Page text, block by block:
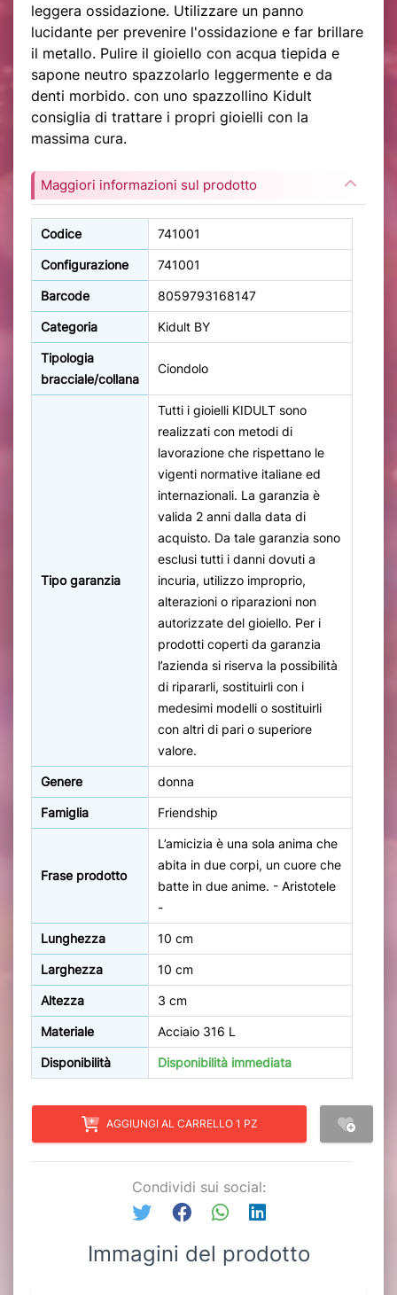
leggera ossidazione. Utilizzare un panno
lucidante per prevenire l'ossidazione e far brillare
il metallo. Pulire il gioiello con acqua tiepida e
sapone neutro spazzolarlo leggermente e da
denti morbido. con uno spazzollino Kidult
consiglia di trattare i propri gioielli con la
massima cura.
Maggiori informazioni sul prodotto
Codice 741001
Configurazione 741001
Barcode 8059793168147
Categoria Kidult BY
Tipologia
bracciale/collana
Ciondolo
Tipo garanzia
Tutti i gioielli KIDULT sono
realizzati con metodi di
lavorazione che rispettano le
vigenti normative italiane ed
internazionali. La garanzia è
valida 2 anni dalla data di
acquisto. Da tale garanzia sono
esclusi tutti i danni dovuti a
incuria, utilizzo improprio,
alterazioni o riparazioni non
autorizzate del gioiello. Per i
prodotti coperti da garanzia
l’azienda si riserva la possibilità
di ripararli, sostituirli con i
medesimi modelli o sostituirli
con altri di pari o superiore
valore.
Genere donna
Famiglia Friendship
Frase prodotto
L’amicizia è una sola anima che
abita in due corpi, un cuore che
batte in due anime. - Aristotele
-
Lunghezza 10 cm
Larghezza 10 cm
Altezza 3 cm
Materiale Acciaio 316 L
Disponibilità Disponibilità immediata
AGGIUNGI AL CARRELLO 1 PZ
Condividi sui social:
Immagini del prodotto